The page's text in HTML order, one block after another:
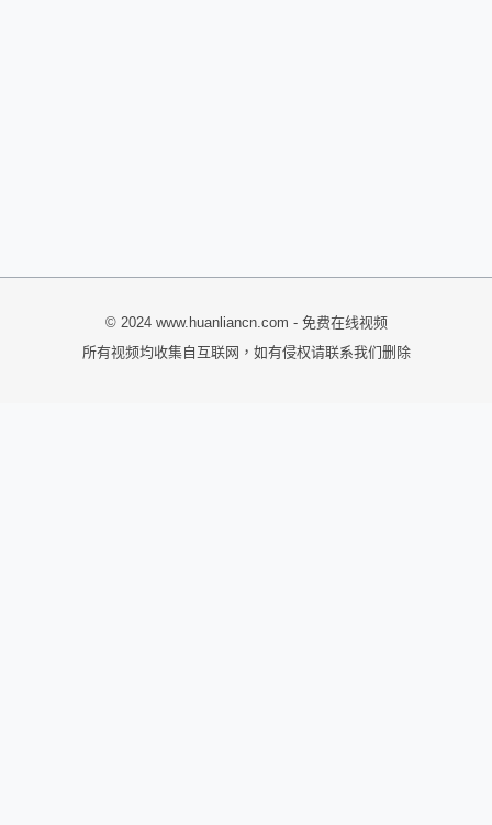
© 2024 www.huanliancn.com - 免费在线视频
所有视频均收集自互联网，如有侵权请联系我们删除